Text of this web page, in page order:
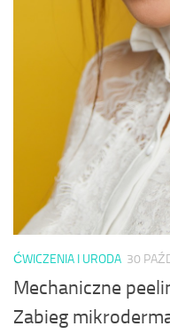
ĆWICZENIA I URODA 30
Mechaniczne
Zabieg